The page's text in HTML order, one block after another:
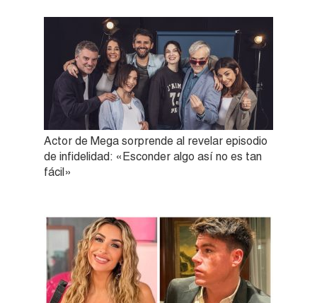
Actor de Mega sorprende al revelar episodio
de infidelidad: «Esconder algo así no es tan
fácil»